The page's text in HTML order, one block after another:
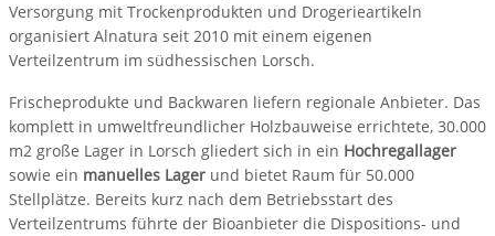
Versorgung mit Trockenprodukten und Drogerieartikeln
organisiert Alnatura seit 2010 mit einem eigenen
Verteilzentrum im südhessischen Lorsch.
Frischeprodukte und Backwaren liefern regionale Anbieter. Das
komplett in umweltfreundlicher Holzbauweise errichtete, 30.000
m2 große Lager in Lorsch gliedert sich in ein Hochregallager
sowie ein manuelles Lager und bietet Raum für 50.000
Stellplätze. Bereits kurz nach dem Betriebsstart des
Verteilzentrums führte der Bioanbieter die Dispositions- und